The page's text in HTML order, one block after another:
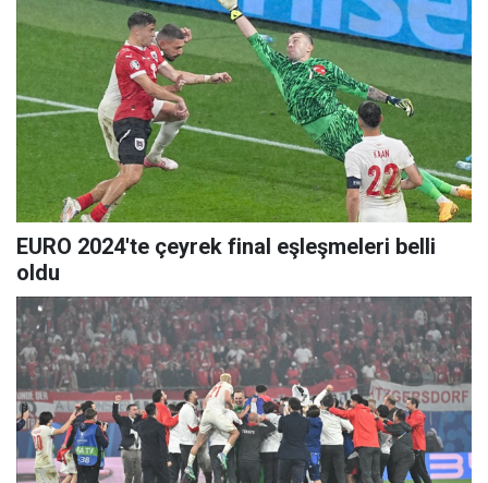
EURO 2024'te çeyrek final eşleşmeleri belli
oldu